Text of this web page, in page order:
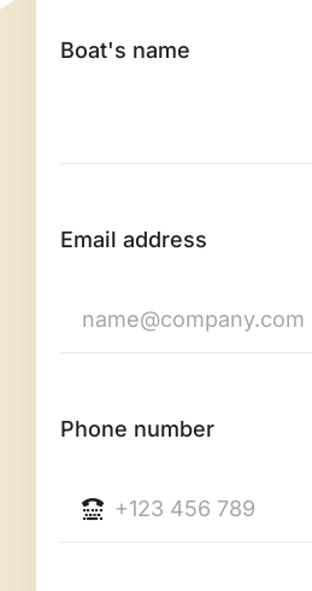
Boat's name
Email address
Phone number